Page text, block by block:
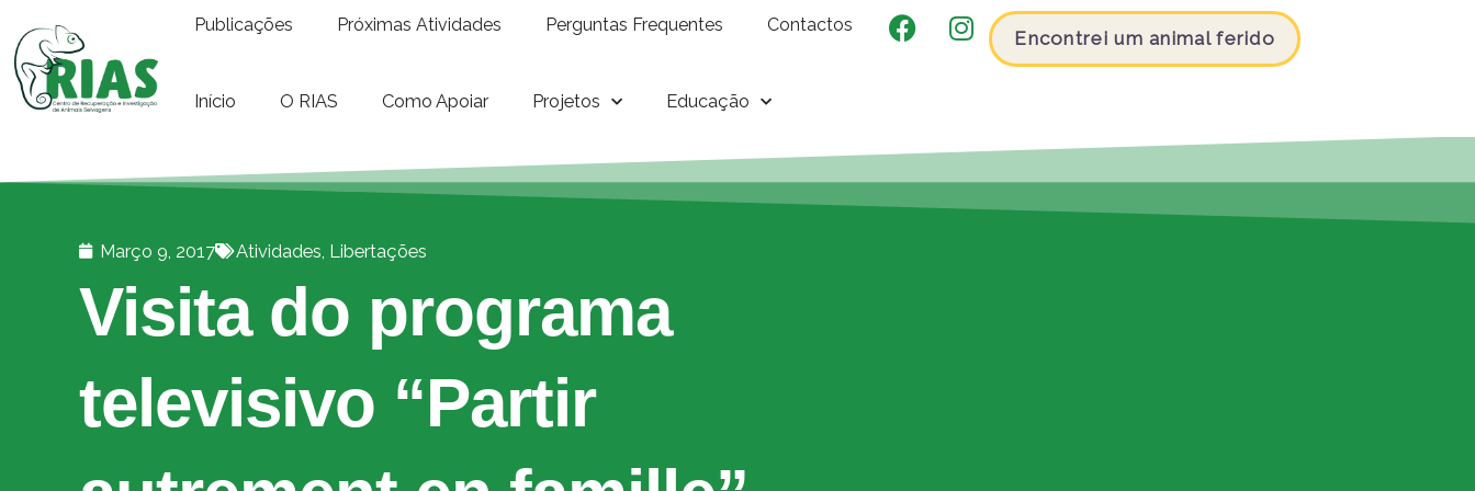
Publicações Próximas Atividades Perguntas Frequentes Contactos
Encontrei um animal ferido
Início O RIAS Como Apoiar Projetos Educação
Março 9, 2017 Atividades, Libertações
Visita do programa
televisivo “Partir